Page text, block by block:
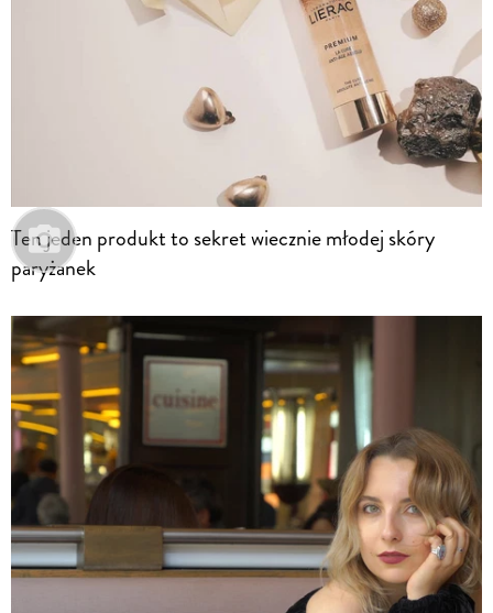
Ten jeden produkt to sekret wiecznie młodej skóry
paryżanek